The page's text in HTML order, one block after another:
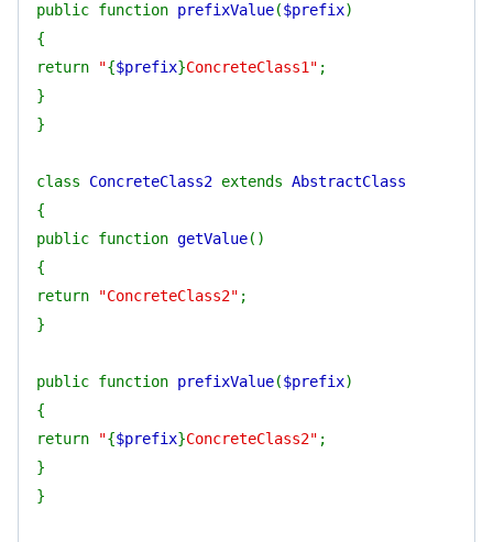
public function prefixValue($prefix)
{
return
"{$prefix}ConcreteClass1" ;
}
}
class ConcreteClass2 extends AbstractClass
{
public function getValue()
{
return
"ConcreteClass2" ;
}
public function prefixValue($prefix)
{
return
"{$prefix}ConcreteClass2" ;
}
}